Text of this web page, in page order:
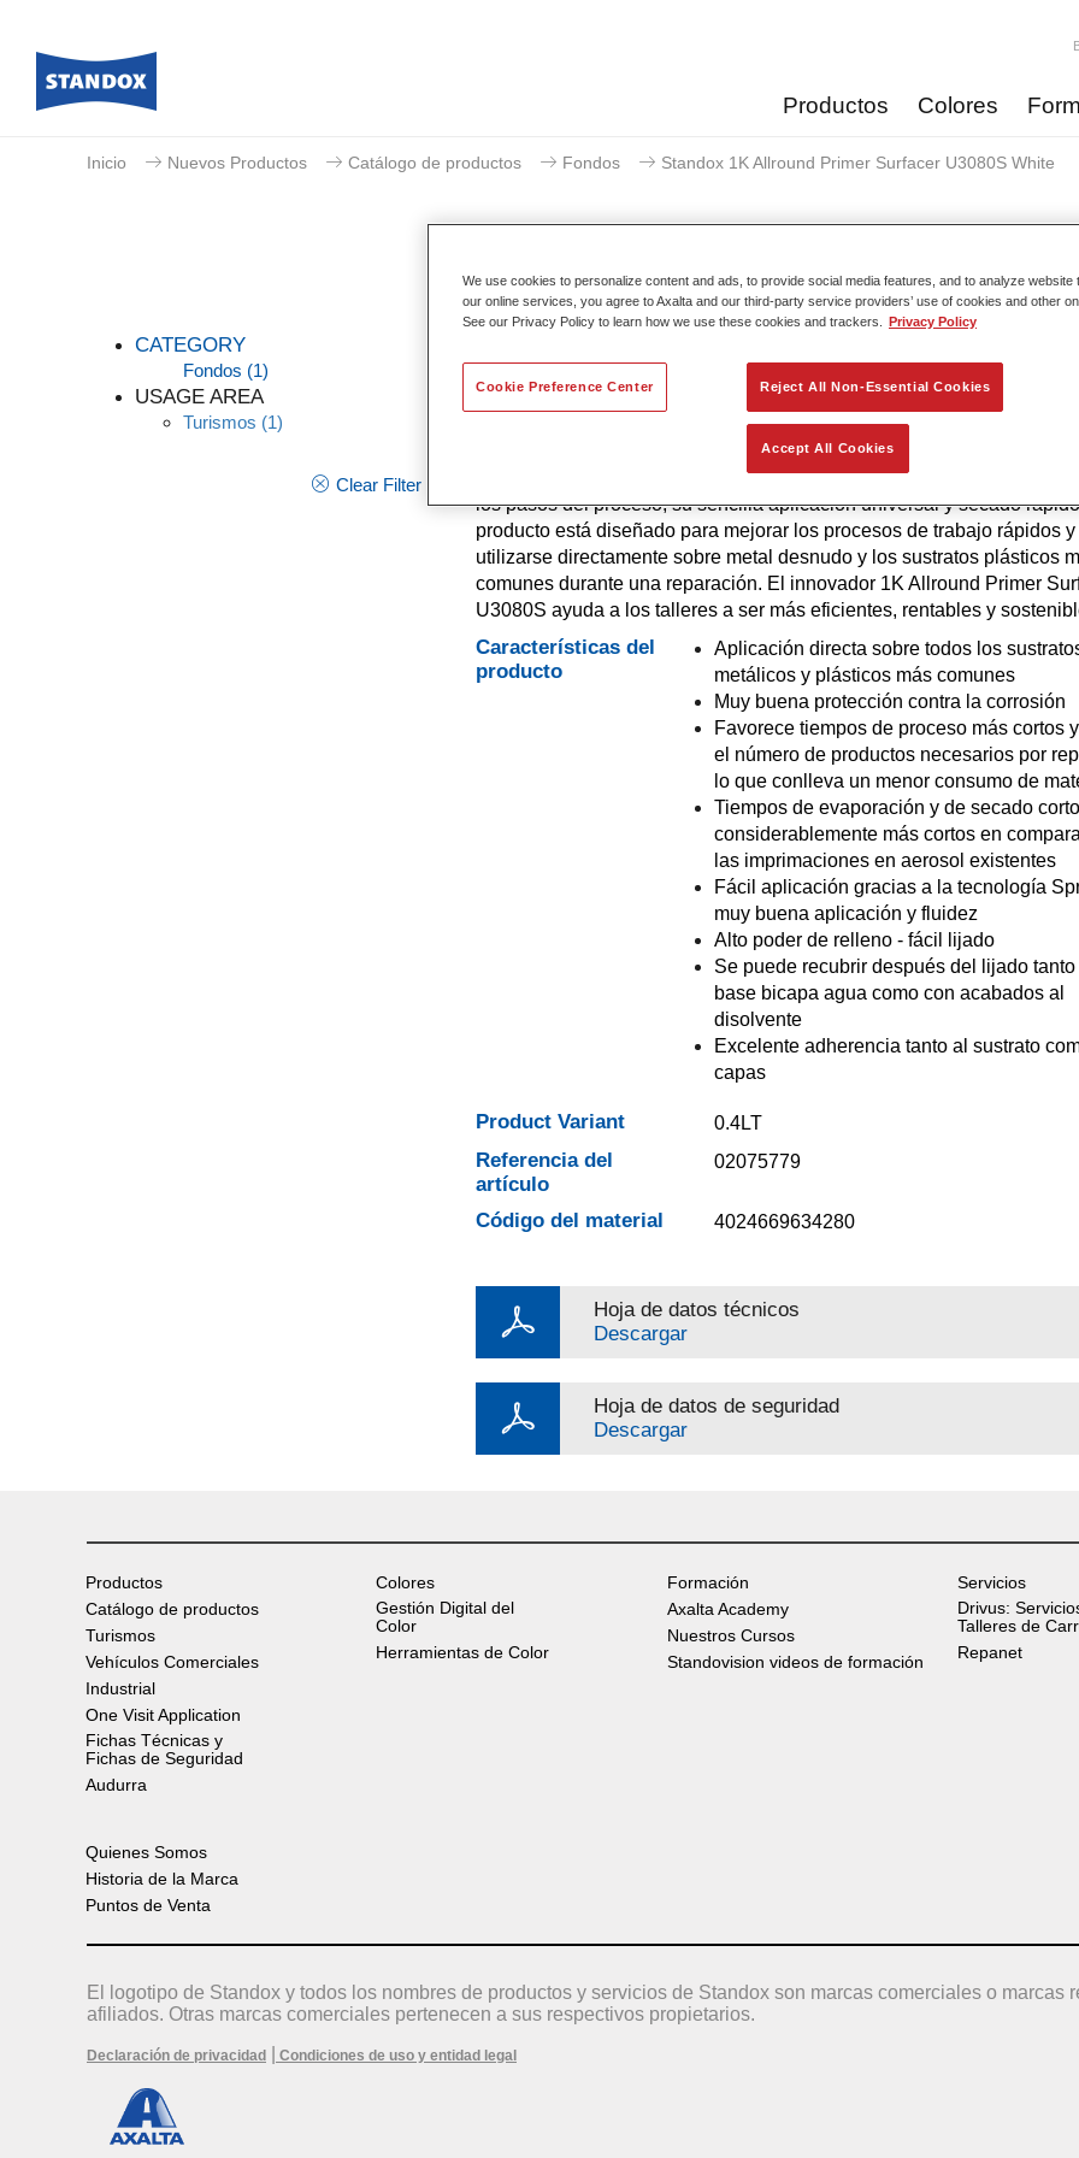
Productos Colores
Inicio Nuevos Productos Catálogo de productos Fondos Standox 1K Allround Primer Surfacer U3080S White
CATEGORY
Fondos (1)
USAGE AREA
Turismos (1)
Clear Filter
Standox 1K Allround Primer
La nueva Imprimación Aparejo 1K Allround Primer Surfacer U3080S en
mejora la productividad, especialmente para las pequeñas
proceso de reparación se acorta considerablemente gracias a la
los pasos del proceso, su sencilla aplicación universal y secado
producto está diseñado para mejorar los procesos de trabajo rápidos
utilizarse directamente sobre metal desnudo y los sustratos plásticos
comunes durante una reparación. El innovador 1K Allround Primer
U3080S ayuda a los talleres a ser más eficientes, rentables y
Características del
producto
Aplicación directa sobre todos los
metálicos y plásticos más comunes
Muy buena protección contra la corrosión
Favorece tiempos de proceso más cortos
el número de productos necesarios por
lo que conlleva un menor consumo de
Tiempos de evaporación y de secado
considerablemente más cortos en
las imprimaciones en aerosol existentes
Fácil aplicación gracias a la tecnología
muy buena aplicación y fluidez
Alto poder de relleno - fácil lijado
Se puede recubrir después del lijado tanto
base bicapa agua como con acabados al
disolvente
Excelente adherencia tanto al sustrato
capas
Product Variant 0.4LT
Referencia del
artículo
02075779
Código del material 4024669634280
Hoja de datos técnicos
Descargar
Hoja de datos de seguridad
Descargar
Productos
Catálogo de productos
Turismos
Vehículos Comerciales
Industrial
One Visit Application
Fichas Técnicas y
Fichas de Seguridad
Audurra
Colores
Gestión Digital del
Color
Herramientas de Color
Formación
Axalta Academy
Nuestros Cursos
Standovision videos de formación
Servicios
Drivus:
Talleres de
Repanet
Quienes Somos
Historia de la Marca
Puntos de Venta
El logotipo de Standox y todos los nombres de productos y servicios de Standox son marcas comerciales o marcas
afiliados. Otras marcas comerciales pertenecen a sus respectivos propietarios.
Declaración de privacidad Condiciones de uso y entidad legal
We use cookies to personalize content and ads, to provide social media features, and to analyze website
our online services, you agree to Axalta and our third-party service providers’ use of cookies and other
See our Privacy Policy to learn how we use these cookies and trackers.
Privacy Policy
Reject All Non-Essential Cookies
Accept All Cookies
Cookie Preference Center